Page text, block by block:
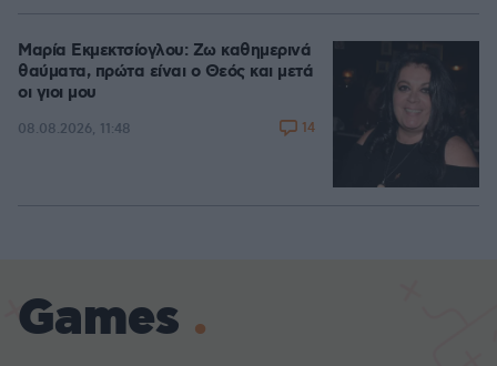
Μαρία Εκμεκτσίογλου: Ζω καθημερινά
θαύματα, πρώτα είναι ο Θεός και μετά
οι γιοι μου
08.08.2026, 11:48 14
Games